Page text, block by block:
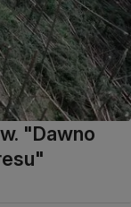
"Dawno